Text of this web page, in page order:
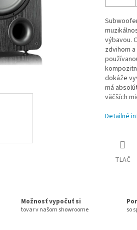
výbavou.
zdvihom
dokáže
má
väčších
Detailné
TLAČ
Možnosť vypočuť si
tovar v našom showroome so